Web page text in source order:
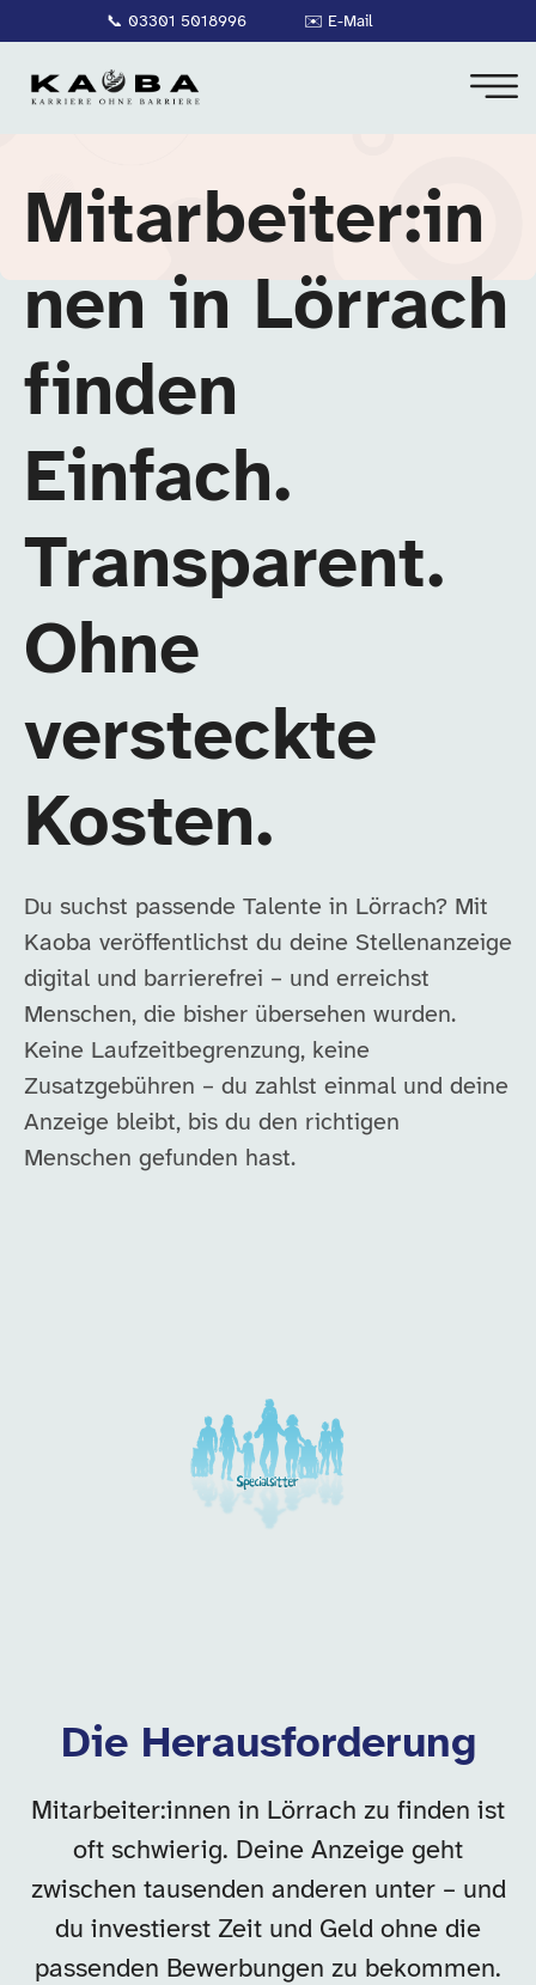
📞 03301 5018996 ✉️ E-Mail
Mitarbeiter:in
nen in Lörrach
finden
Einfach.
Transparent.
Ohne
versteckte
Kosten.
Du suchst passende Talente in Lörrach? Mit
Kaoba veröffentlichst du deine Stellenanzeige
digital und barrierefrei – und erreichst
Menschen, die bisher übersehen wurden.
Keine Laufzeitbegrenzung, keine
Zusatzgebühren – du zahlst einmal und deine
Anzeige bleibt, bis du den richtigen
Menschen gefunden hast.
Unsere Arbeitgeber in
Die Herausforderung
Mitarbeiter:innen in Lörrach zu finden ist
oft schwierig. Deine Anzeige geht
zwischen tausenden anderen unter – und
du investierst Zeit und Geld ohne die
passenden Bewerbungen zu bekommen.